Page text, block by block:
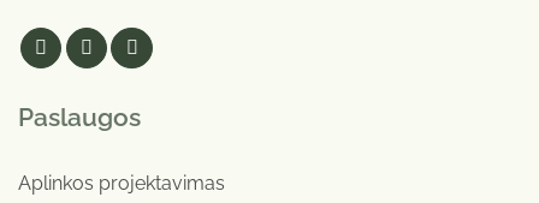
Paslaugos
Aplinkos projektavimas